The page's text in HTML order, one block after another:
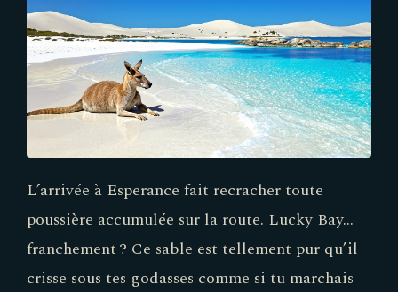
L’arrivée à Esperance fait recracher toute
poussière accumulée sur la route. Lucky Bay…
franchement ? Ce sable est tellement pur qu’il
crisse sous tes godasses comme si tu marchais